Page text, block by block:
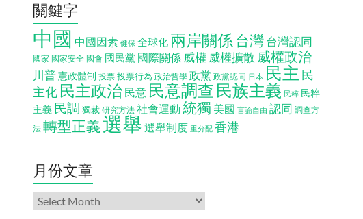
關鍵字
中國 中國因素 健保 全球化 兩岸關係 台灣台灣認同
國家 國家安全 國會 國民黨 國際關係 威權 威權擴散 威權政治
川普憲政體制 投票 投票行為 政治哲學 政黨 政黨認同 日本 民主 民
主化民主政治 民意 民意調查 民族主義 民粹 民粹
主義 民調 獨裁 研究方法 社會運動 統獨 美國 言論自由 認同 調查方
法 轉型正義 選舉 選舉制度 重分配 香港
月份文章
月
份